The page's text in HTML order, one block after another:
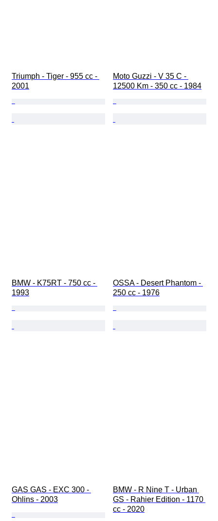
Triumph - Tiger - 955 cc -
2001
Moto Guzzi - V 35 C -
12500 Km - 350 cc - 1984
BMW - K75RT - 750 cc -
1993
OSSA - Desert Phantom -
250 cc - 1976
GAS GAS - EXC 300 -
Ohlins - 2003
BMW - R Nine T - Urban
GS - Rahier Edition - 1170
cc - 2020